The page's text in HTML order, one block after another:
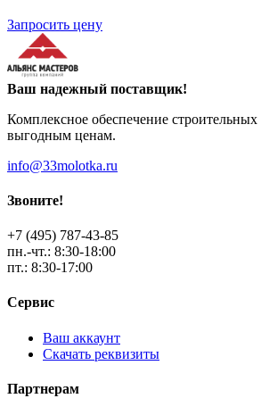
Запросить цену
Ваш надежный поставщик!
Комплексное обеспечение строительных
выгодным ценам.
info@33molotka.ru
Звоните!
+7 (495) 787-43-85
пн.-чт.: 8:30-18:00
пт.: 8:30-17:00
Сервис
Ваш аккаунт
Скачать реквизиты
Партнерам